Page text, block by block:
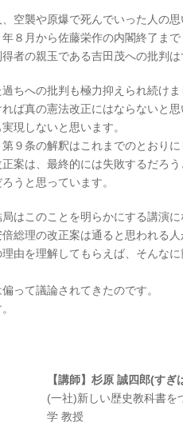
空襲や原爆で死んでいった人の
８月から佐藤栄作の内閣終了ま
者の親玉である吉田茂への批判は
ちへの批判も極力抑えられ続け
ば真の憲法改正にはならないと
現しないと思います。
９条の解釈はこれまでのとおり
案は、最終的には失敗するだろ
うと思っています。
はこのことを明らかにする講演に
総理の改正案は通ると思われる
由を理解してもらえば、そんな
って議論されてきたのです。
【講師】杉原 誠四郎(す
(一社)新しい歴史教科書を
学 教授